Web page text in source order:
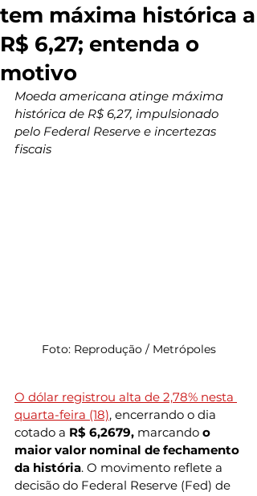
tem máxima histórica a
R$ 6,27; entenda o
motivo
Moeda americana atinge máxima
histórica de R$ 6,27, impulsionado
pelo Federal Reserve e incertezas
fiscais
Foto: Reprodução / Metrópoles
O dólar registrou alta de 2,78% nesta
quarta-feira (18), encerrando o dia
cotado a R$ 6,2679, marcando o
maior valor nominal de fechamento
da história. O movimento reflete a
decisão do Federal Reserve (Fed) de